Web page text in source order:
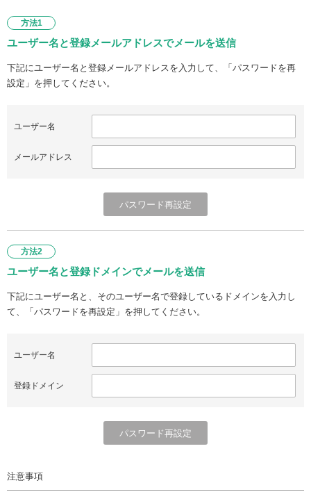
方法1
ユーザー名と登録メールアドレスでメールを送信
下記にユーザー名と登録メールアドレスを入力して、「パスワードを再
設定」を押してください。
ユーザー名
メールアドレス
方法2
ユーザー名と登録ドメインでメールを送信
下記にユーザー名と、そのユーザー名で登録しているドメインを入力し
て、「パスワードを再設定」を押してください。
ユーザー名
登録ドメイン
注意事項